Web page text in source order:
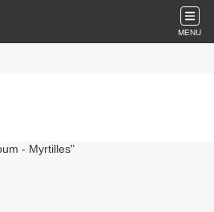
MENU